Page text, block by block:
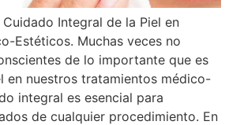
Integral de la Piel en
Estéticos. Muchas veces no
de lo importante que es
en nuestros tratamientos médico-
integral es esencial para
de cualquier procedimiento. En